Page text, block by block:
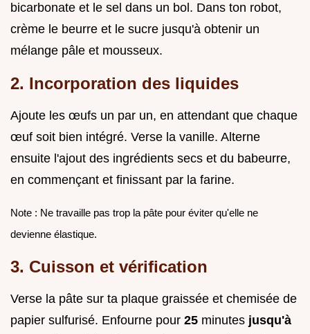
bicarbonate et le sel dans un bol. Dans ton robot,
crème le beurre et le sucre jusqu'à obtenir un
mélange pâle et mousseux.
2. Incorporation des liquides
Ajoute les œufs un par un, en attendant que chaque
œuf soit bien intégré. Verse la vanille. Alterne
ensuite l'ajout des ingrédients secs et du babeurre,
en commençant et finissant par la farine.
Note : Ne travaille pas trop la pâte pour éviter qu'elle ne
devienne élastique.
3. Cuisson et vérification
Verse la pâte sur ta plaque graissée et chemisée de
papier sulfurisé. Enfourne pour 25 minutes jusqu'à